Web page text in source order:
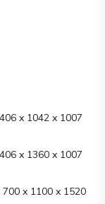
x 1042 x 1007
x 1360 x 1007
700 x 1100 x 1520